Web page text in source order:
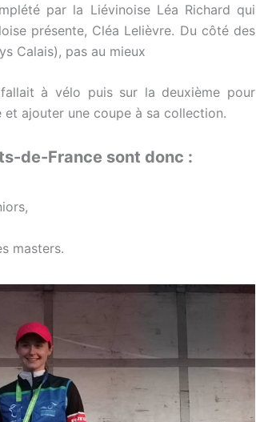
par la Liévinoise Léa Richard qui
présente, Cléa Lelièvre. Du côté des
Calais), pas au mieux
à vélo puis sur la deuxième pour
et ajouter une coupe à sa collection.
de-France sont donc :
masters.